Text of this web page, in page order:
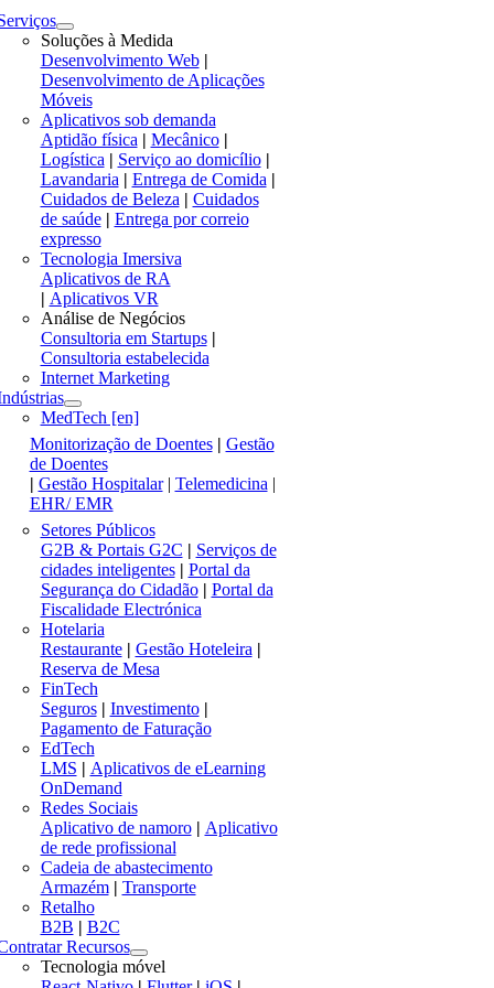
Soluções à Medida
Desenvolvimento Web|
Desenvolvimento de Aplicações
Móveis
Aplicativos sob demanda
Aptidão física| Mecânico|
Logística| Serviço ao domicílio|
Lavandaria | Entrega de Comida |
Cuidados de Beleza | Cuidados
de saúde | Entrega por correio
expresso
Tecnologia Imersiva
Aplicativos de RA
| Aplicativos VR
Análise de Negócios
Consultoria em Startups|
Consultoria estabelecida
Internet Marketing
MedTech [en]
Monitorização de Doentes | Gestão
de Doentes
| Gestão Hospitalar | Telemedicina|
EHR/ EMR
Setores Públicos
G2B & Portais G2C | Serviços de
cidades inteligentes| Portal da
Segurança do Cidadão| Portal da
Fiscalidade Electrónica
Hotelaria
Restaurante| Gestão Hoteleira|
Reserva de Mesa
FinTech
Seguros| Investimento|
Pagamento de Faturação
EdTech
LMS | Aplicativos de eLearning
OnDemand
Redes Sociais
Aplicativo de namoro| Aplicativo
de rede profissional
Cadeia de abastecimento
Armazém| Transporte
Retalho
B2B | B2C
Recursos
Tecnologia móvel